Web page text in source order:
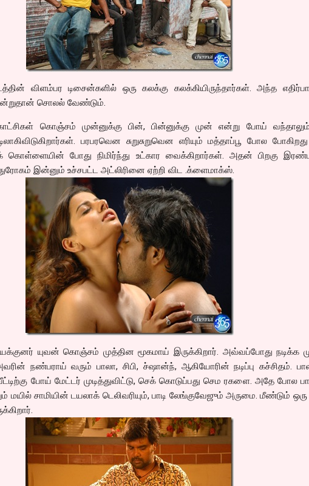
விளம்பர டிசைன்களில் ஒரு கலக்கு கலக்கியிருந்தார்கள். அந்த
சொலல் வேண்டும்.
கொஞ்சம் முன்னுக்கு பின், பின்னுக்கு முன் என்று போய்
பரபரவென சுறுசுறுவென எரியும் மத்தாப்பூ போல
போது நிமிர்ந்து உட்கார வைக்கிறார்கள். அதன் பிறகு
துரோகம் இன்னும் உச்சபட்ட அட்லிரினை ஏற்றி விட .க்ளைமாக்ஸ்.
யுவன் கொஞ்சம் முத்தின மூகமாய் இருக்கிறார். அவ்வப்போது நடிக்க
நண்பராய் வரும் பாலா, சிபி, ச்ஷான்ந், ஆகியோரின் நடிப்பு கச்சிதம்.
போய் மேட்டர் முடித்துவிட்டு, செக் கொடுப்பது செம ரகளை. அதே போல
சாமியின் டயலாக் டெலிவரியும், பாடி லேங்குவேஜும் அருமை. மீண்டும்